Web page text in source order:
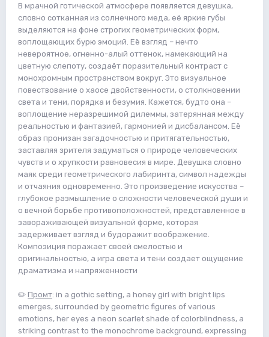
В мрачной готической атмосфере появляется девушка,
словно сотканная из солнечного меда, её яркие губы
выделяются на фоне строгих геометрических форм,
воплощающих бурю эмоций. Её взгляд – нечто
невероятное, огненно-алый оттенок, намекающий на
цветную слепоту, создаёт поразительный контраст с
монохромным пространством вокруг. Это визуальное
повествование о хаосе двойственности, о столкновении
света и тени, порядка и безумия. Кажется, будто она –
воплощение неразрешимой дилеммы, затерянная между
реальностью и фантазией, гармонией и дисбалансом. Её
образ пронизан загадочностью и притягательностью,
заставляя зрителя задуматься о природе человеческих
чувств и о хрупкости равновесия в мире. Девушка словно
маяк среди геометрического лабиринта, символ надежды
и отчаяния одновременно. Это произведение искусства –
глубокое размышление о сложности человеческой души и
о вечной борьбе противоположностей, представленное в
завораживающей визуальной форме, которая
задерживает взгляд и будоражит воображение.
Композиция поражает своей смелостью и
оригинальностью, а игра света и тени создает ощущение
драматизма и напряженности
✏️ Промт: in a gothic setting, a honey girl with bright lips
emerges, surrounded by geometric figures of various
emotions, her eyes a neon scarlet shade of colorblindness, a
striking contrast to the monochrome background, expressing